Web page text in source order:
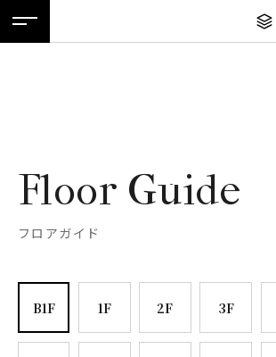
ホーム 特集 ニュース イベント
施設案内・アクセス
イベント・ポップアップ
ニュース
特集
TAX FREE
ENGLISH
ภาษาไทย
日本語
Floor Guide
フロアガイド
B1F 1F 2F 3F